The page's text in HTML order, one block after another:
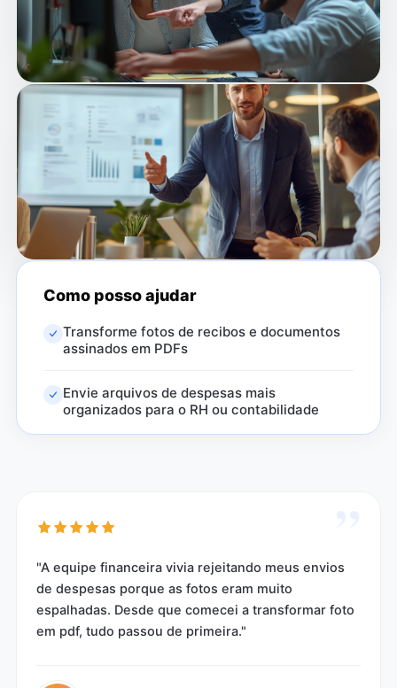
Como posso ajudar
Transforme fotos de recibos e documentos
assinados em PDFs
Envie arquivos de despesas mais
organizados para o RH ou contabilidade
"A equipe financeira vivia rejeitando meus envios
de despesas porque as fotos eram muito
espalhadas. Desde que comecei a transformar foto
em pdf, tudo passou de primeira."